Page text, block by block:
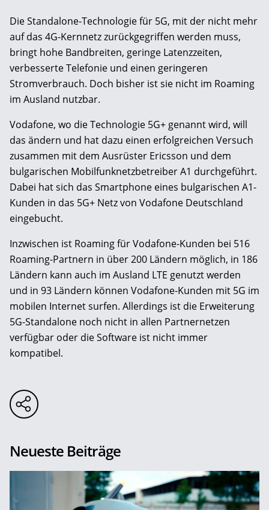
Die Standalone-Technologie für 5G, mit der nicht mehr
auf das 4G-Kernnetz zurückgegriffen werden muss,
bringt hohe Bandbreiten, geringe Latenzzeiten,
verbesserte Telefonie und einen geringeren
Stromverbrauch. Doch bisher ist sie nicht im Roaming
im Ausland nutzbar.
Vodafone, wo die Technologie 5G+ genannt wird, will
das ändern und hat dazu einen erfolgreichen Versuch
zusammen mit dem Ausrüster Ericsson und dem
bulgarischen Mobilfunknetzbetreiber A1 durchgeführt.
Dabei hat sich das Smartphone eines bulgarischen A1-
Kunden in das 5G+ Netz von Vodafone Deutschland
eingebucht.
Inzwischen ist Roaming für Vodafone-Kunden bei 516
Roaming-Partnern in über 200 Ländern möglich, in 186
Ländern kann auch im Ausland LTE genutzt werden
und in 93 Ländern können Vodafone-Kunden mit 5G im
mobilen Internet surfen. Allerdings ist die Erweiterung
5G-Standalone noch nicht in allen Partnernetzen
verfügbar oder die Software ist nicht immer
kompatibel.
Neueste Beiträge